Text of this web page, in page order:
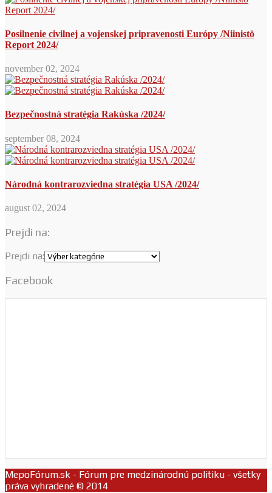
Posilnenie civilnej a vojenskej pripravenosti Európy /Niinistö
Report 2024/
november 02, 2024
Bezpečnostná stratégia Rakúska /2024/
september 08, 2024
Národná kontrarozviedna stratégia USA /2024/
august 02, 2024
Prejdi na:
Prejdi na:
Facebook
MepoFórum.sk - Fórum pre medzinárodnú politiku - všetky
práva vyhradené © 2014